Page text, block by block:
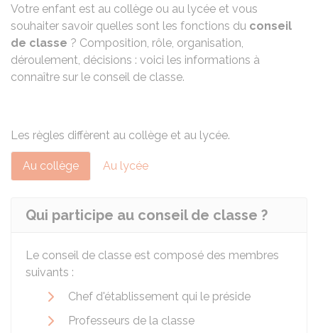
Votre enfant est au collège ou au lycée et vous
souhaiter savoir quelles sont les fonctions du conseil
de classe ? Composition, rôle, organisation,
déroulement, décisions : voici les informations à
connaître sur le conseil de classe.
Les règles diffèrent au collège et au lycée.
Au collège Au lycée
Qui participe au conseil de classe ?
Le conseil de classe est composé des membres
suivants :
Chef d'établissement qui le préside
Professeurs de la classe